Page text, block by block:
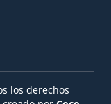
los derechos